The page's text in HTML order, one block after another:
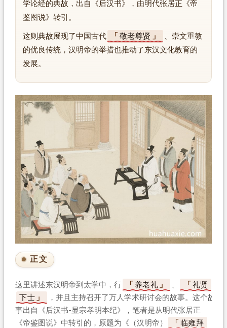
学论经的典故，出自《后汉书》，由明代张居正《帝
鉴图说》转引。
这则典故展现了中国古代 敬老尊贤
、崇文重教
的优良传统，汉明帝的举措也推动了东汉文化教育的
发展。
正文
这里讲述东汉明帝到太学中，行 养老礼
礼贤
下士
，并且主持召开了万人学术研讨会的故事。这个故
事出自《后汉书-显宗孝明本纪》，笔者是从明代张居正
《帝鉴图说》中转引的，原题为《（汉明帝）
临雍拜